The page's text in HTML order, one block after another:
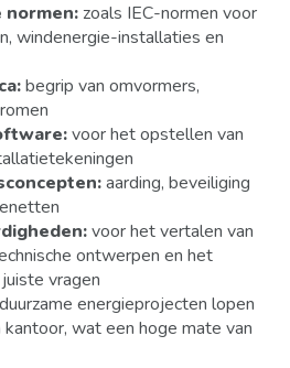
normen: zoals IEC-normen voor
windenergie-installaties en
begrip van omvormers,
voor het opstellen van
aarding, beveiliging
voor het vertalen van
ontwerpen en het
vragen
duurzame energieprojecten lopen
wat een hoge mate van